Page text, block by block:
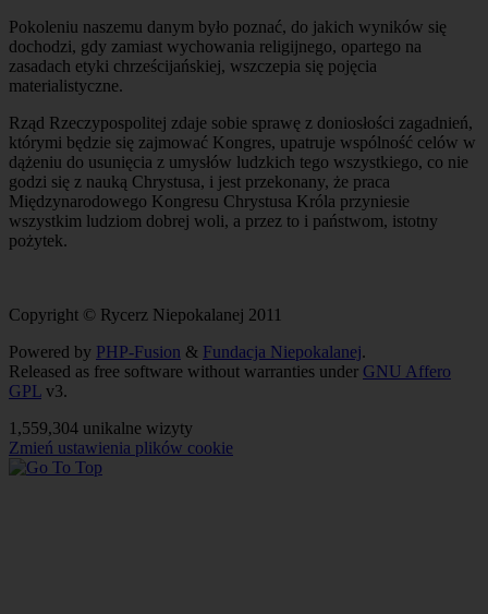
Pokoleniu naszemu danym było poznać, do jakich wyników się
dochodzi, gdy zamiast wychowania religijnego, opartego na
zasadach etyki chrześcijańskiej, wszczepia się pojęcia
materialistyczne.
Rząd Rzeczypospolitej zdaje sobie sprawę z doniosłości zagadnień,
którymi będzie się zajmować Kongres, upatruje wspólność celów w
dążeniu do usunięcia z umysłów ludzkich tego wszystkiego, co nie
godzi się z nauką Chrystusa, i jest przekonany, że praca
Międzynarodowego Kongresu Chrystusa Króla przyniesie
wszystkim ludziom dobrej woli, a przez to i państwom, istotny
pożytek.
Copyright © Rycerz Niepokalanej 2011
Powered by PHP-Fusion & Fundacja Niepokalanej.
Released as free software without warranties under GNU Affero
GPL v3.
1,559,304 unikalne wizyty
Zmień ustawienia plików cookie